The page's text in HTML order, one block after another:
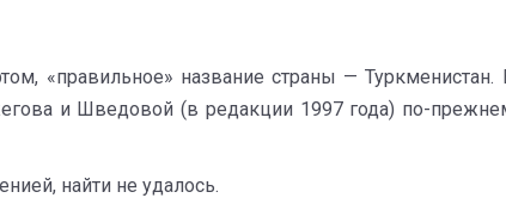
«правильное» название страны —
и Шведовой (в редакции 1997 года) по-
найти не удалось.